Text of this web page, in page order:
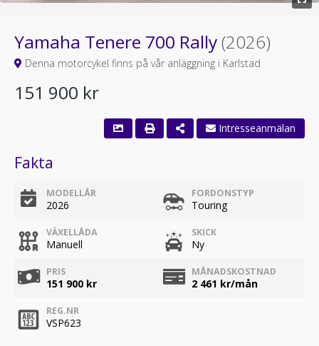
Yamaha Tenere 700 Rally(2026)
Denna motorcykel finns på vår anläggning i Karlstad
151 900 kr
Intresseanmälan
Fakta
MODELLÅR
2026
FORDONSTYP
Touring
VÄXELLÅDA
Manuell
SKICK
Ny
PRIS
151 900 kr
MÅNADSKOSTNAD
2 461 kr/mån
REG.NR
VSP623